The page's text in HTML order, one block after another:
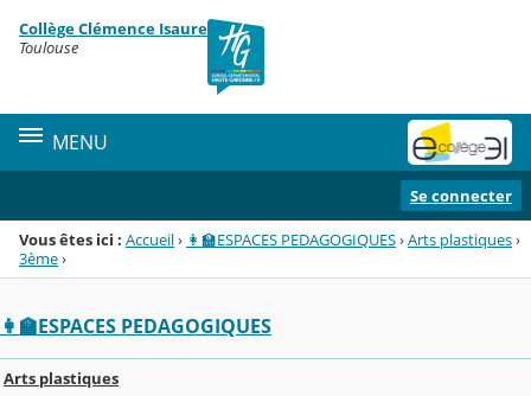
Menu de la rubrique
Contenu
Collège Clémence Isaure
Toulouse
MENU
Se connecter
Vous êtes ici : Accueil› 👩‍🏫ESPACES PEDAGOGIQUES›Arts plastiques›
3ème›
👩‍🏫ESPACES PEDAGOGIQUES
Arts plastiques